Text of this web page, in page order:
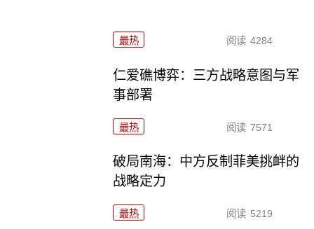
最热 阅读 4284
仁爱礁博弈：三方战略意图与军
事部署
最热 阅读 7571
破局南海：中方反制菲美挑衅的
战略定力
最热 阅读 5219